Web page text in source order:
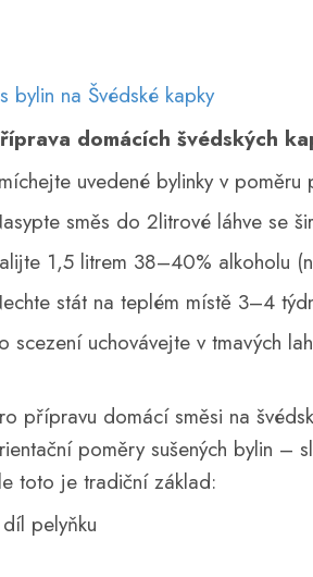
bylin na Švédské kapky
domácích švédských
uvedené bylinky v
směs do 2litrové láhve se
1,5 litrem 38–40% alkoholu
stát na teplém místě 3–4
scezení uchovávejte v tmavých
přípravu domácí směsi na
poměry sušených bylin –
toto je tradiční základ:
pelyňku